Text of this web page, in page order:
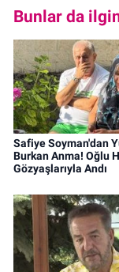
Bunlar da
Safiye Soyman'dan
Burkan Anma! Oğlu
Gözyaşlarıyla Andı